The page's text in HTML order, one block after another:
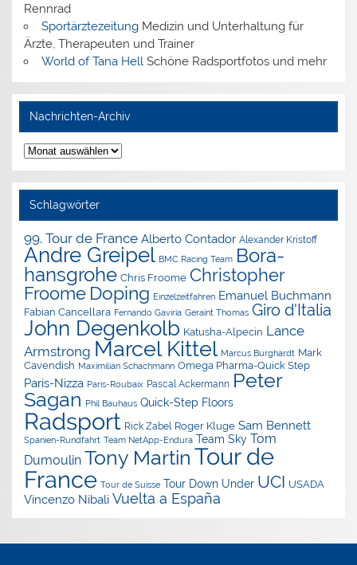
Rennrad
SportärztezeitungMedizin und Unterhaltung für
Ärzte, Therapeuten und Trainer
World of Tana HellSchöne Radsportfotos und mehr
Nachrichten-Archiv
Nachrichten-
Archiv
Schlagwörter
99. Tour de France Alberto Contador Alexander Kristoff
Andre Greipel BMC Racing Team Bora-
hansgrohe Chris Froome Christopher
Froome Doping Einzelzeitfahren Emanuel Buchmann
Fabian Cancellara Fernando Gaviria Geraint Thomas Giro d'Italia
John Degenkolb Katusha-Alpecin Lance
Armstrong Marcel Kittel Marcus Burghardt Mark
Cavendish Maximilian Schachmann Omega Pharma-Quick Step
Paris-Nizza Paris-Roubaix Pascal Ackermann Peter
Sagan Phil Bauhaus Quick-Step Floors
Radsport Rick Zabel Roger Kluge Sam Bennett
Spanien-Rundfahrt Team NetApp-Endura Team Sky Tom
Dumoulin Tony Martin Tour de
France Tour de Suisse Tour Down Under UCI USADA
Vincenzo Nibali Vuelta a España